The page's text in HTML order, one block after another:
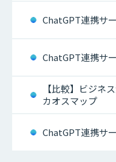
ChatGPT連携サ
ChatGPT連携サ
【比較】ビジネ
カオスマップ
ChatGPT連携サ